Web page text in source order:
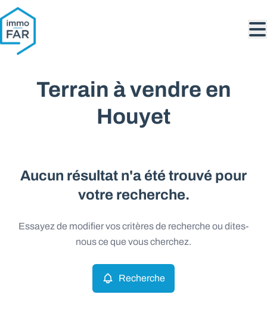
Aller au contenu principal
Terrain à vendre en
Houyet
Aucun résultat n'a été trouvé pour
votre recherche.
Essayez de modifier vos critères de recherche ou dites-
nous ce que vous cherchez.
Recherche